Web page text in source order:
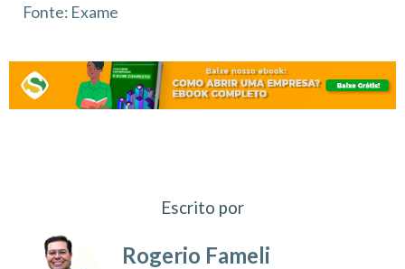
Fonte: Exame
Escrito por
Rogerio Fameli